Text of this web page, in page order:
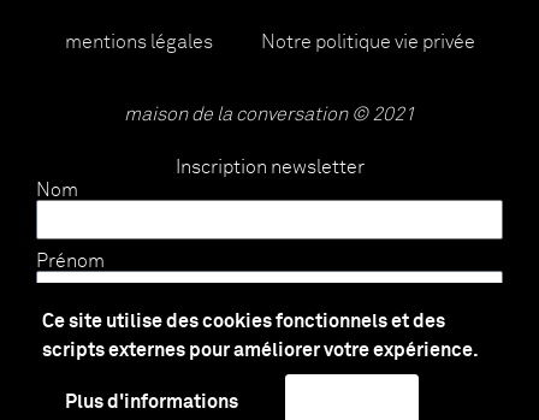
Ce site utilise des cookies fonctionnels et des
scripts externes pour améliorer votre expérience.
Plus d'informations
mentions légales Notre politique vie privée
maison de la conversation © 2021
Inscription newsletter
Nom
Prénom
E-mail